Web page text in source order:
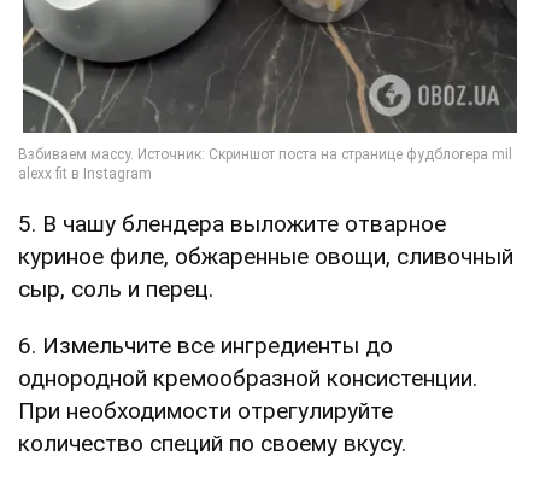
5. В чашу блендера выложите отварное
куриное филе, обжаренные овощи, сливочный
сыр, соль и перец.
6. Измельчите все ингредиенты до
однородной кремообразной консистенции.
При необходимости отрегулируйте
количество специй по своему вкусу.